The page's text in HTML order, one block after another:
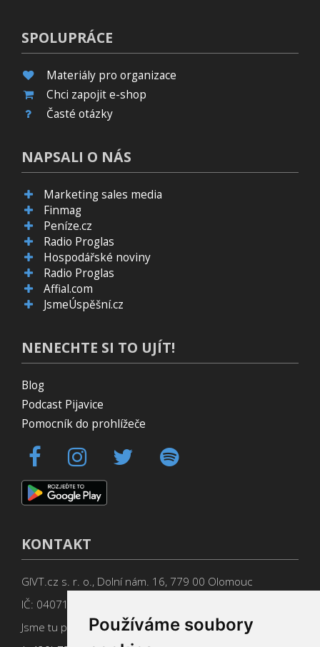
Používáme soubory
SPOLUPRÁCE
Materiály pro organizace
Chci zapojit e-shop
Časté otázky
NAPSALI O NÁS
Marketing sales media
Finmag
Peníze.cz
Radio Proglas
Hospodářské noviny
Radio Proglas
Affial.com
JsmeÚspěšní.cz
NENECHTE SI TO UJÍT!
Blog
Podcast Pijavice
Pomocník do prohlížeče
KONTAKT
GIVT.cz s. r. o., Dolní nám. 16, 779 00 Olomouc
IČ: 04071433
Jsme tu pro Vás od 9:00 do 17:00